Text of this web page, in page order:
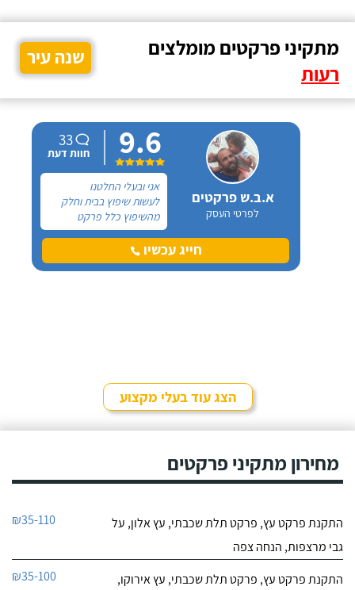
מתקיני פרקטים מומלצים
רעות
שנה עיר
א.ב.ש פרקטים
לפרטי העסק
9.6
33
חוות דעת
אני ובעלי החלטנו
לעשות שיפוץ בבית וחלק
מהשיפוץ כלל פרקט
למינציה שיותקן מעל
הריצוף (הישן) הקיים. קנינו
את הפרקט מחנות חיצונית
חייג עכשיו
הצג עוד בעלי מקצוע
מחירון מתקיני פרקטים
התקנת פרקט עץ, פרקט תלת שכבתי, עץ אלון, על
גבי מרצפות, הנחה צפה
₪35-110
התקנת פרקט עץ, פרקט תלת שכבתי, עץ אירוקו,
₪35-100